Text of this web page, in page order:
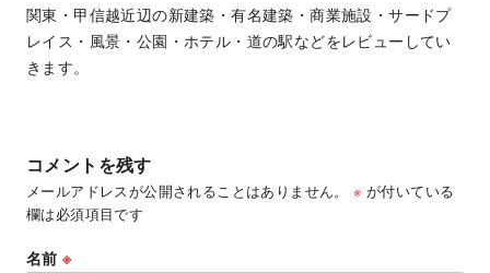
関東・甲信越近辺の新建築・有名建築・商業施設・サードプ
レイス・風景・公園・ホテル・道の駅などをレビューしてい
きます。
コメントを残す
メールアドレスが公開されることはありません。 ※ が付いている
欄は必須項目です
名前※